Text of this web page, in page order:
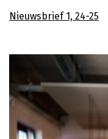
Nieuwsbrief 1, 24-25